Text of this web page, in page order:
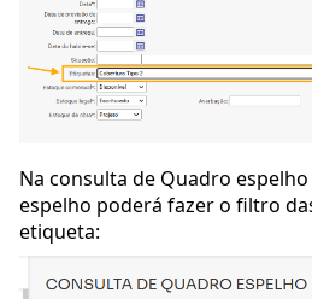
Na consulta de Quadro
espelho poderá fazer o filtro
etiqueta: